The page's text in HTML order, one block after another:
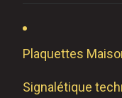
Plaquettes
Signalétique